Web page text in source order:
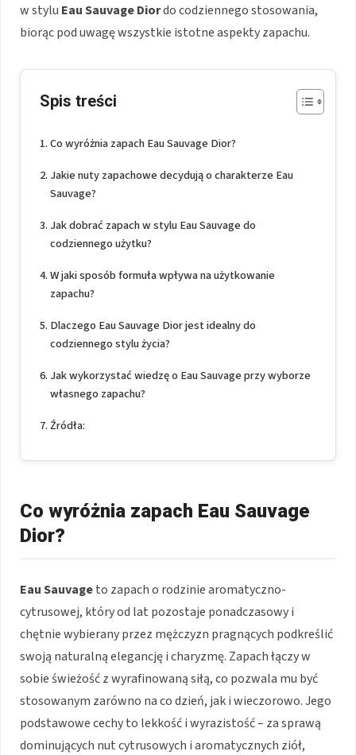
w stylu Eau Sauvage Diordo codziennego stosowania,
biorąc pod uwagę wszystkie istotne aspekty zapachu.
Spis treści
Co wyróżnia zapach Eau Sauvage Dior?
Jakie nuty zapachowe decydują o charakterze Eau
Sauvage?
Jak dobrać zapach w stylu Eau Sauvage do
codziennego użytku?
W jaki sposób formuła wpływa na użytkowanie
zapachu?
Dlaczego Eau Sauvage Dior jest idealny do
codziennego stylu życia?
Jak wykorzystać wiedzę o Eau Sauvage przy wyborze
własnego zapachu?
Źródła:
Co wyróżnia zapach Eau Sauvage
Dior?
Eau Sauvageto zapach o rodzinie aromatyczno-
cytrusowej, który od lat pozostaje ponadczasowy i
chętnie wybierany przez mężczyzn pragnących podkreślić
swoją naturalną elegancję i charyzmę. Zapach łączy w
sobie świeżość z wyrafinowaną siłą, co pozwala mu być
stosowanym zarówno na co dzień, jak i wieczorowo. Jego
podstawowe cechy to lekkość i wyrazistość – za sprawą
dominujących nut cytrusowych i aromatycznych ziół,